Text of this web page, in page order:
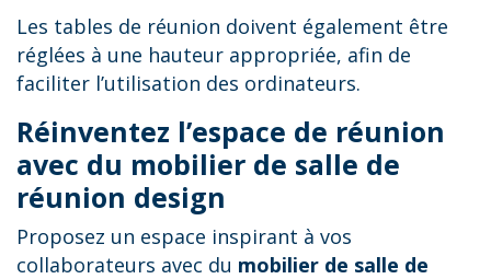
Les tables de réunion doivent également être
réglées à une hauteur appropriée, afin de
faciliter l’utilisation des ordinateurs.
Réinventez l’espace de réunion
avec du mobilier de salle de
réunion design
Proposez un espace inspirant à vos
collaborateurs avec du mobilier de salle de